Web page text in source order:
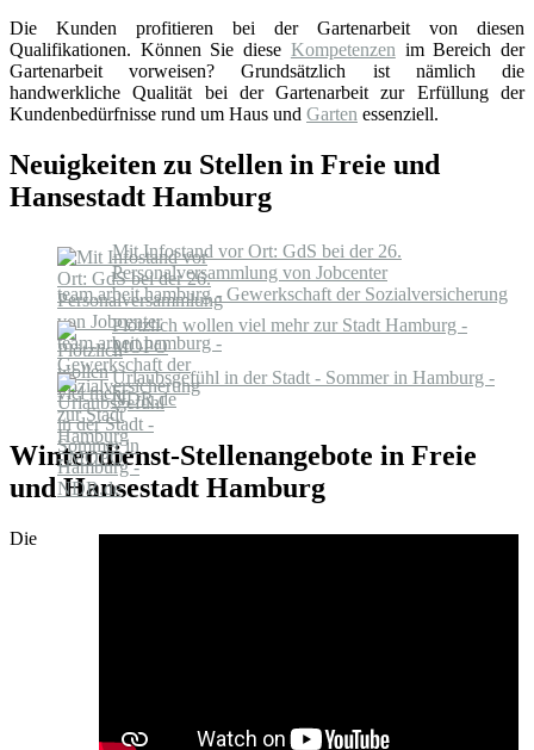
Die Kunden profitieren bei der Gartenarbeit von diesen
Qualifikationen. Können Sie diese Kompetenzen im Bereich der
Gartenarbeit vorweisen? Grundsätzlich ist nämlich die
handwerkliche Qualität bei der Gartenarbeit zur Erfüllung der
Kundenbedürfnisse rund um Haus und Garten essenziell.
Neuigkeiten zu Stellen in Freie und
Hansestadt Hamburg
Mit Infostand vor Ort: GdS bei der 26.
Personalversammlung von Jobcenter
team.arbeit.hamburg - Gewerkschaft der Sozialversicherung
Plötzlich wollen viel mehr zur Stadt Hamburg -
MOPO
Urlaubsgefühl in der Stadt - Sommer in Hamburg -
NDR.de
Winterdienst-Stellenangebote in Freie
und Hansestadt Hamburg
Die